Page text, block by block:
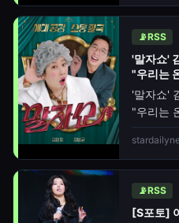
대해 직
엑스포츠
팬들과
입을 열
그가 팬
📡RSS
'말자쇼'
"우리는
'말자쇼'
"우리는
[스타데
'말자쇼'
4년간의
성격으로
6일 방송
특집으로
📡RSS
[S포토]